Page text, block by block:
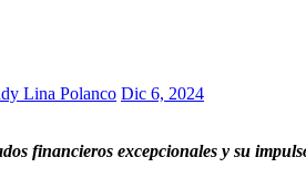
Lina Polanco Dic 6, 2024
financieros excepcionales y su